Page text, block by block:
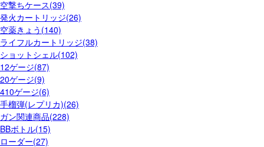
空撃ちケース(39)
発火カートリッジ(26)
空薬きょう(140)
ライフルカートリッジ(38)
ショットシェル(102)
12ゲージ(87)
20ゲージ(9)
410ゲージ(6)
手榴弾(レプリカ)(26)
ガン関連商品(228)
BBボトル(15)
ローダー(27)